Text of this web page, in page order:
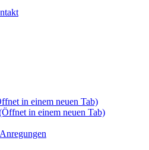
in einem neuen Tab)
in einem neuen Tab)